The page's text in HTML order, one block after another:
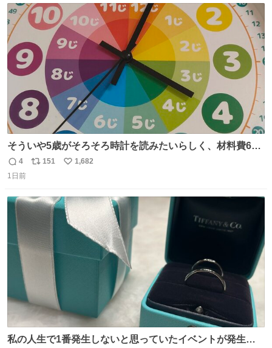
ト
数
数
そういや5歳がそろそろ時計を読みたいらしく、材料費600
円で作れる知育時計作ってみた！ めっちゃ簡単！ ありがと
う先人！
返
信
4
リ
ト
151
い
数
1,682
1日前
私の人生で1番発生しないと思っていたイベントが発生し